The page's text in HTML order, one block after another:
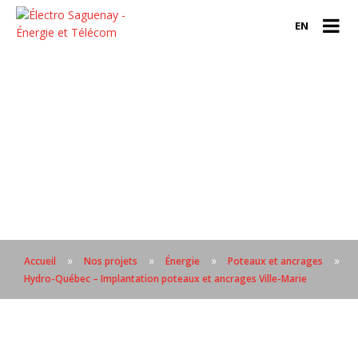
EN
Accueil » Nos projets » Énergie » Poteaux et ancrages »
Hydro-Québec – Implantation poteaux et ancrages Ville-Marie